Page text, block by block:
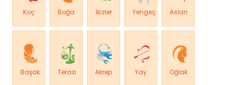
Koç Boğa İkizler Yengeç Aslan
Başak Terazi Akrep Yay Oğlak